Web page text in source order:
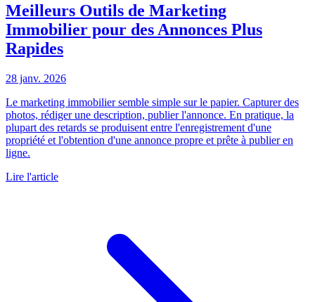
Meilleurs Outils de Marketing
Immobilier pour des Annonces Plus
Rapides
28 janv. 2026
Le marketing immobilier semble simple sur le papier. Capturer des
photos, rédiger une description, publier l'annonce. En pratique, la
plupart des retards se produisent entre l'enregistrement d'une
propriété et l'obtention d'une annonce propre et prête à publier en
ligne.
Lire l'article